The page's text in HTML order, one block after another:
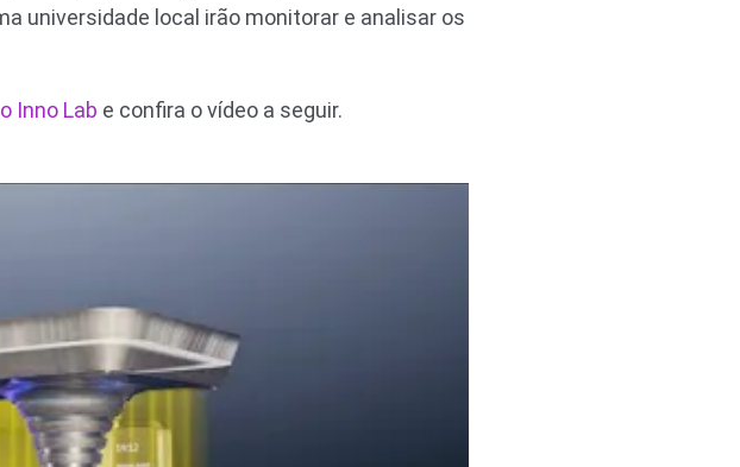
universidade local irão monitorar e analisar os
Inno Lab e confira o vídeo a seguir.